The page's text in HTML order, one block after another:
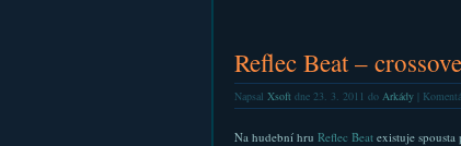
Reflec Beat –
Napsal Xsoftdne 23. 3. 2011 do Arkády|
Na hudební hru Reflec Beatexistuje spousta